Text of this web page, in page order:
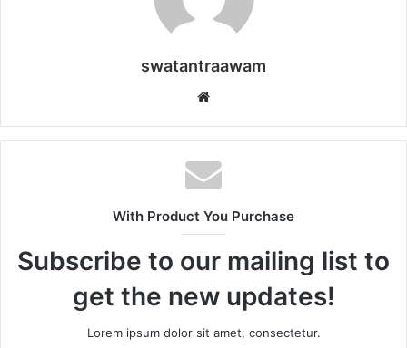
swatantraawam
b
s
i
e
With Product You Purchase
Subscribe to our mailing list to
get the new updates!
Lorem ipsum dolor sit amet, consectetur.